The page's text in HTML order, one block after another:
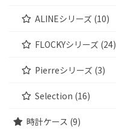
ALINEシリーズ (10)
FLOCKYシリーズ (24)
Pierreシリーズ (3)
Selection (16)
時計ケース (9)